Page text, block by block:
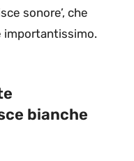
sonore’, che
importantissimo.
bianche